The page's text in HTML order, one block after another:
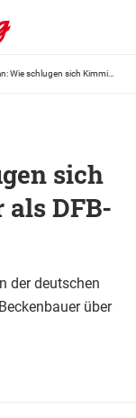
sich
DFB-
der deutschen
über